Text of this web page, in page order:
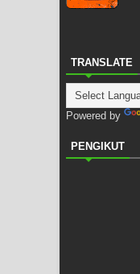
TRANSLATE
Powered by
PENGIKUT